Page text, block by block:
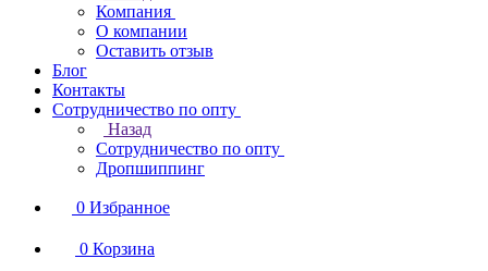
Компания
О компании
Оставить отзыв
Блог
Контакты
Сотрудничество по опту
Назад
Сотрудничество по опту
Дропшиппинг
0 Избранное
0 Корзина